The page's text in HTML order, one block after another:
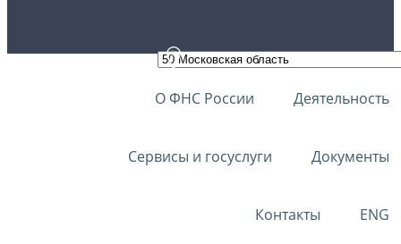
О ФНС России Деятельность
Сервисы и госуслуги Документы
Контакты ENG